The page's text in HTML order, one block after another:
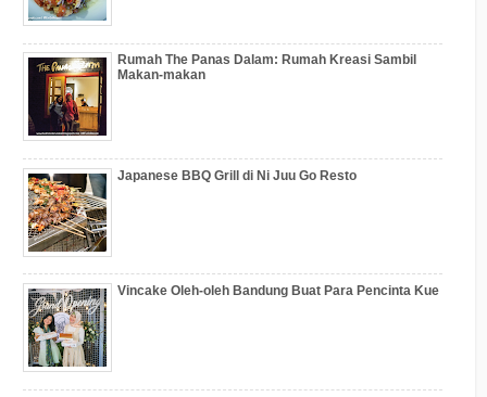
Rumah The Panas Dalam: Rumah Kreasi Sambil
Makan-makan
Japanese BBQ Grill di Ni Juu Go Resto
Vincake Oleh-oleh Bandung Buat Para Pencinta Kue